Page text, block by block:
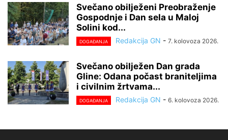
Svečano obilježeni Preobraženje
Gospodnje i Dan sela u Maloj
Solini kod...
DOGAĐANJA Redakcija GN - 7. kolovoza 2026.
Svečano obilježen Dan grada
Gline: Odana počast braniteljima
i civilnim žrtvama...
DOGAĐANJA Redakcija GN - 6. kolovoza 2026.